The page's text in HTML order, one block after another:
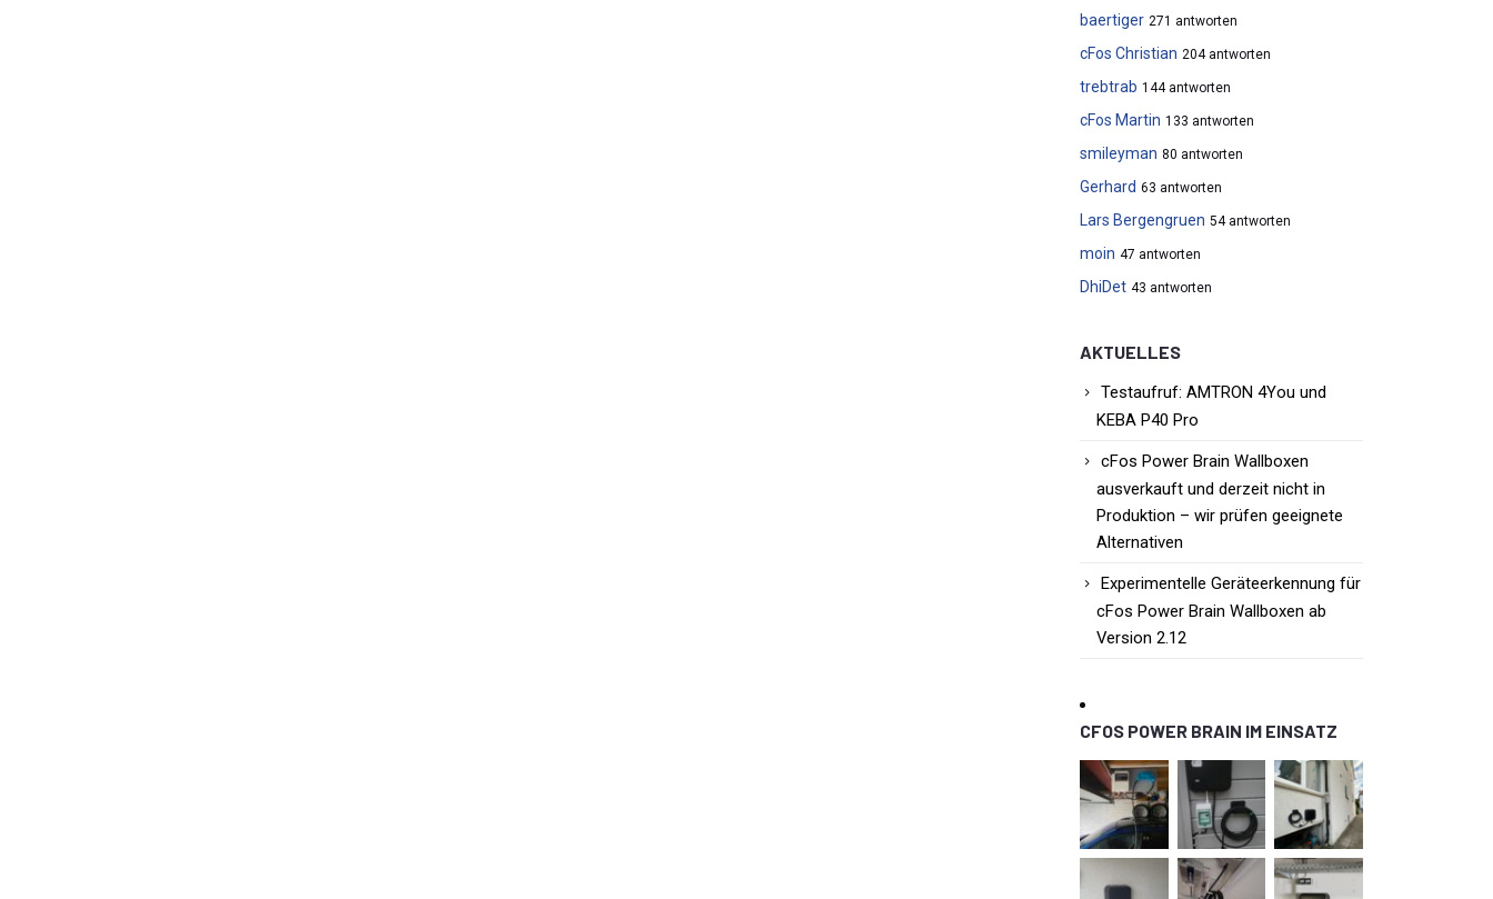
baertiger 271 antworten
cFos Christian 204 antworten
trebtrab 144 antworten
cFos Martin 133 antworten
smileyman 80 antworten
Gerhard 63 antworten
Lars Bergengruen 54 antworten
moin 47 antworten
DhiDet 43 antworten
AKTUELLES
Testaufruf: AMTRON 4You und
KEBA P40 Pro
cFos Power Brain Wallboxen
ausverkauft und derzeit nicht in
Produktion – wir prüfen geeignete
Alternativen
Experimentelle Geräteerkennung für
cFos Power Brain Wallboxen ab
Version 2.12
CFOS POWER BRAIN IM EINSATZ